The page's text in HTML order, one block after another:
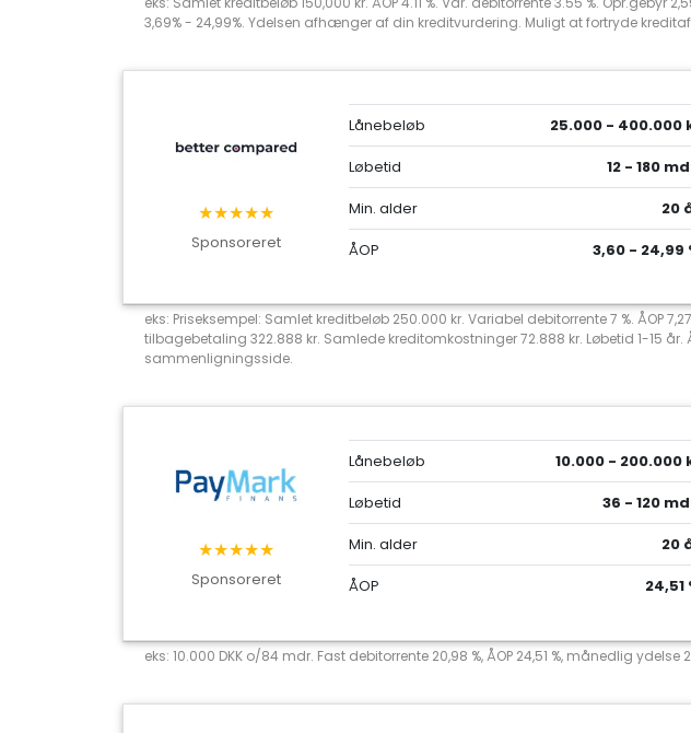
3,69% - 24,99%. Ydelsen afhænger af din kreditvurdering. Muligt at fortryde
★★★★★
Sponsoreret
Lånebeløb
25.000 - 400.000
Løbetid
12 - 180
Min. alder
20
ÅOP
3,60 - 24,99
eks: Priseksempel: Samlet kreditbeløb 250.000 kr. Variabel debitorrente 7 %. ÅOP
tilbagebetaling 322.888 kr. Samlede kreditomkostninger 72.888 kr. Løbetid 1-15
sammenligningsside.
★★★★★
Sponsoreret
Lånebeløb
10.000 - 200.000
Løbetid
36 - 120
Min. alder
20
ÅOP
24,51
eks: 10.000 DKK o/84 mdr. Fast debitorrente 20,98 %, ÅOP 24,51 %, månedlig ydelse